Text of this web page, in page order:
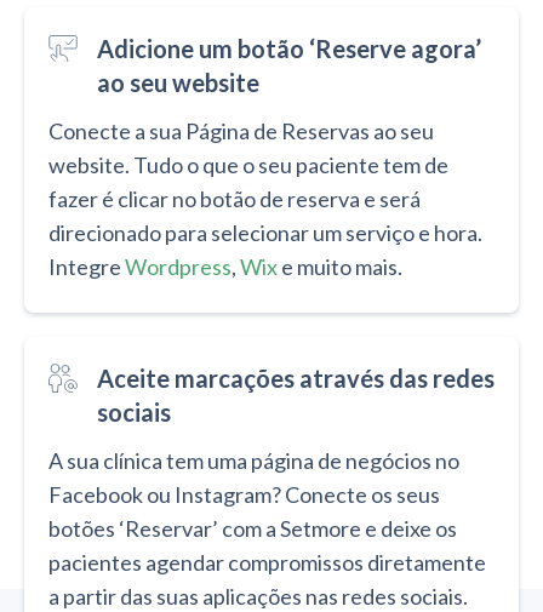
Adicione um botão ‘Reserve agora’
ao seu website
Conecte a sua Página de Reservas ao seu
website. Tudo o que o seu paciente tem de
fazer é clicar no botão de reserva e será
direcionado para selecionar um serviço e hora.
IntegreWordpress,Wixe muito mais.
Aceite marcações através das redes
sociais
A sua clínica tem uma página de negócios no
Facebook ou Instagram? Conecte os seus
botões ‘Reservar’ com a Setmore e deixe os
pacientes agendar compromissos diretamente
a partir das suas aplicações nas redes sociais.